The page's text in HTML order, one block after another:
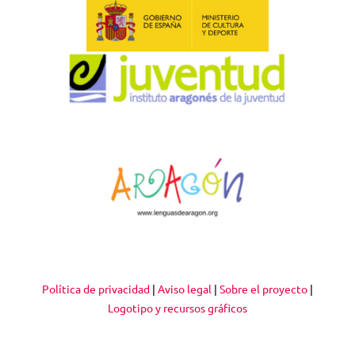
Política de privacidad | Aviso legal | Sobre el proyecto |
Logotipo y recursos gráficos